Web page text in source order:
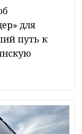
для
путь к